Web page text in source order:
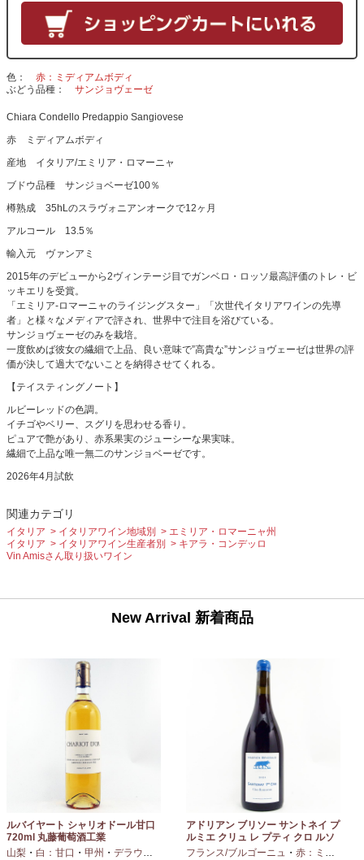
色
赤：ミディアムボディ
ぶどう品種
サンジョヴェーゼ
Chiara Condello Predappio Sangiovese
赤 ミディアムボディ
産地 イタリア/エミリア・ロマーニャ
ブドウ品種 サンジョベーゼ100％
樽熟成 35hLのスラヴォニアンオークで12ヶ月
アルコール 13.5％
輸入元 ヴァンアミ
2015年のデビューから2ヴィンテージ目でガンベロ・ロッソ最高評価のトレ・ビ
ッキエリを受賞。
「エミリア-ロマーニャのライジングスター」「次世代イタリアワインの先導
者」と様々なメディアで評され、世界中で注目を浴びている。
サンジョヴェーゼのみを栽培。
一度飲めば彼女の繊細で上品、良い意味で”高貴な”サンジョヴェーゼは世界の評
価が決して過大でないことを納得させてくれる。
【テイスティングノート】
ルビーレッドの色調。
イチゴやベリー、スグリを思わせる香り。
ピュアで艶があり、赤系果実のジューシーな果実味。
繊細で上品な唯一無二のサンジョベーゼです。
2026年4月試飲
関連カテゴリ
イタリア イタリアワイン地域別
エミリア・ロマーニャ州
イタリア
イタリアワイン生産者別
キアラ・コンデッロ
Vin Amisさん取り扱いワイン
New Arrival 新着商品
ルバイヤート シャリオドール甘口
720ml 丸藤葡萄酒工業
山梨 ・ 白：甘口 ・ 甲州 ・ デラウエア
アドリアン ブリソー サントネイ プ
ルミエ クリュ レ プティ クロ ルソ
ー 2024 750ml
フランス/ブルゴーニュ ・ 赤：ミディアムボディ